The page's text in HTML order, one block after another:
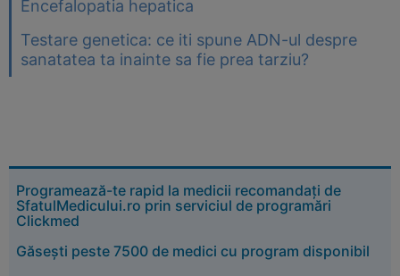
Encefalopatia hepatica
Testare genetica: ce iti spune ADN-ul despre
sanatatea ta inainte sa fie prea tarziu?
Programează-te rapid la medicii recomandați de
SfatulMedicului.ro prin serviciul de programări
Clickmed
Găsești peste 7500 de medici cu program disponibil